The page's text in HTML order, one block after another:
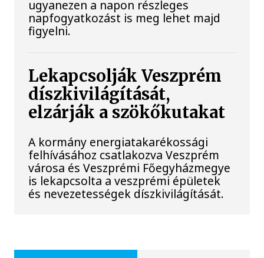
ugyanezen a napon részleges
napfogyatkozást is meg lehet majd
figyelni.
Lekapcsolják Veszprém
díszkivilágítását,
elzárják a szökőkutakat
A kormány energiatakarékossági
felhívásához csatlakozva Veszprém
városa és Veszprémi Főegyházmegye
is lekapcsolta a veszprémi épületek
és nevezetességek díszkivilágítását.